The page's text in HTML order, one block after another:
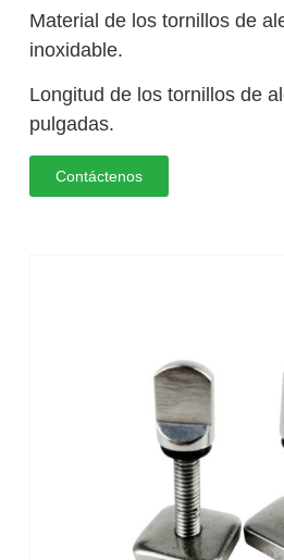
Material de los tornillos de
inoxidable.
Longitud de los tornillos de
pulgadas.
Contáctenos